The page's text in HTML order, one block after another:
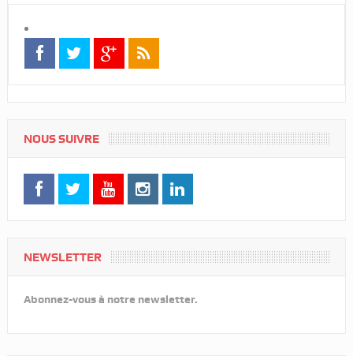
NOUS SUIVRE
NEWSLETTER
Abonnez-vous à notre newsletter.